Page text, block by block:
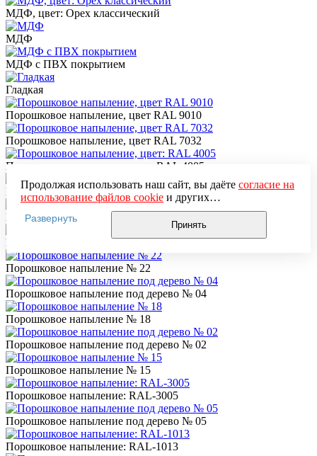
МДФ, цвет: Орех классический
МДФ
МДФ с ПВХ покрытием
Гладкая
Порошковое напыление, цвет RAL 9010
Порошковое напыление, цвет RAL 7032
Порошковое напыление, цвет: RAL 4005
Порошковое напыление: RAL-1036
Порошковое напыление: серебро
Порошковое напыление под дерево № 10
Порошковое напыление № 22
Порошковое напыление под дерево № 04
Порошковое напыление № 18
Порошковое напыление под дерево № 02
Порошковое напыление № 15
Порошковое напыление: RAL-3005
Порошковое напыление под дерево № 05
Порошковое напыление: RAL-1013
Продолжая использовать наш сайт, вы даёте согласие на
использование файлов cookieи других
пользовательских данных (включая IP-адрес, сведения о
местоположении, устройстве, действиях на сайте и т. п.)
для функционирования сайта, проведения
использования систем аналитики (например,
Яндекс.Метрика), в соответствии с нашей
обработки персональных данных.
Если вы не хотите, чтобы ваши данные обрабатывались,
настройте ограничения в браузере или покиньте сайт.
Развернуть
Принять